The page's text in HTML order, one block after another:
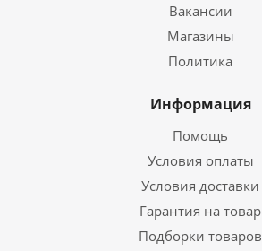
Вакансии
Магазины
Политика
Информация
Помощь
Условия оплаты
Условия доставки
Гарантия на товар
Подборки товаров